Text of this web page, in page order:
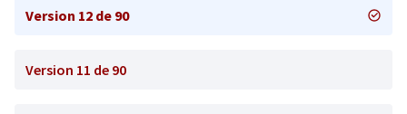
Version 12 de 90
Version 11 de 90